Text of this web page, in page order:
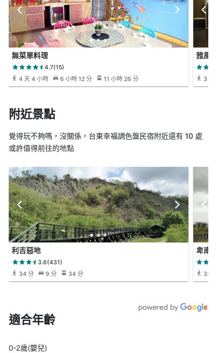
無菜單料理
4.7(15)
4 天 4 小時
6 小時 12 分 11 小時 26 分
雅風
3 天
附近景點
覺得玩不夠嗎，沒關係，台東幸福調色盤民宿附近還有 10 處
或許值得前往的地點
利吉惡地
3.6(431)
34 分
9 分 34 分
卑南
33
適合年齡
0-2歲(嬰兒)